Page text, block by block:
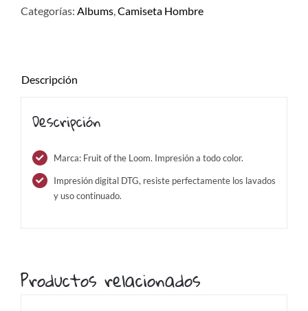
Categorías: Albums,Camiseta Hombre
Descripción
Descripción
Marca: Fruit of the Loom. Impresión a todo color.
Impresión digital DTG, resiste perfectamente los lavados
y uso continuado.
Productos relacionados